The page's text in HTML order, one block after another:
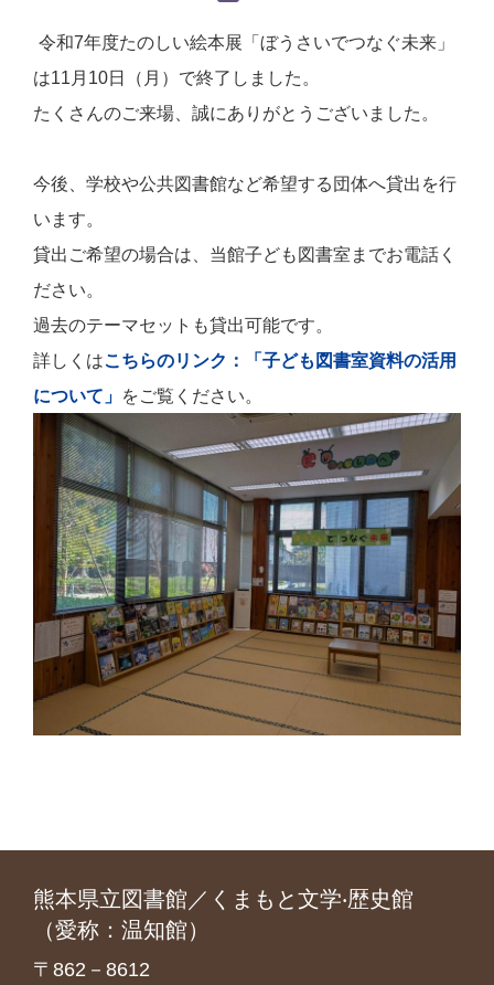
令和7年度たのしい絵本展「ぼうさいでつなぐ未来」
は11月10日（月）で終了しました。
たくさんのご来場、誠にありがとうございました。
今後、学校や公共図書館など希望する団体へ貸出を行
います。
貸出ご希望の場合は、当館子ども図書室までお電話く
ださい。
過去のテーマセットも貸出可能です。
詳しくはこちらのリンク：「子ども図書室資料の活用
について」 をご覧ください。
熊本県立図書館／くまもと文学‧歴史館
（愛称：温知館）
〒862－8612